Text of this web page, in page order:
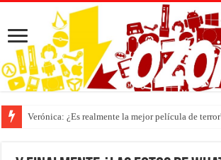
Verónica: ¿Es realmente la mejor película de